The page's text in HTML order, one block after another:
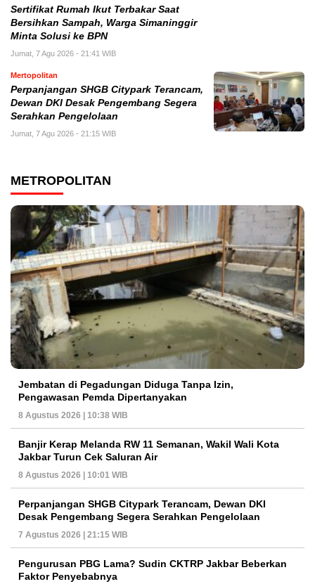
Sertifikat Rumah Ikut Terbakar Saat
Bersihkan Sampah, Warga Simaninggir
Minta Solusi ke BPN
Jumat, 7 Agu 2026 - 21:41 WIB
Mertopolitan
Perpanjangan SHGB Citypark Terancam,
Dewan DKI Desak Pengembang Segera
Serahkan Pengelolaan
Jumat, 7 Agu 2026 - 21:15 WIB
METROPOLITAN
Jembatan di Pegadungan Diduga Tanpa Izin,
Pengawasan Pemda Dipertanyakan
8 Agustus 2026 | 10:38 WIB
Banjir Kerap Melanda RW 11 Semanan, Wakil Wali Kota
Jakbar Turun Cek Saluran Air
8 Agustus 2026 | 10:01 WIB
Perpanjangan SHGB Citypark Terancam, Dewan DKI
Desak Pengembang Segera Serahkan Pengelolaan
7 Agustus 2026 | 21:15 WIB
Pengurusan PBG Lama? Sudin CKTRP Jakbar Beberkan
Faktor Penyebabnya